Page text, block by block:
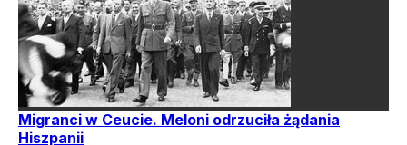
Migranci w Ceucie. Meloni odrzuciła żądania
Hiszpanii